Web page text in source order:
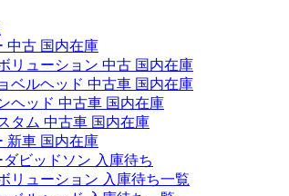
中古 国内在庫
リューション 中古 国内在庫
ベルヘッド 中古車 国内在庫
ヘッド 中古車 国内在庫
タム 中古車 国内在庫
新車 国内在庫
ビッドソン 入庫待ち
リューション 入庫待ち一覧